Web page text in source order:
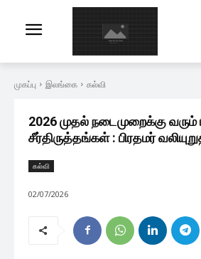
முகப்பு இலங்கை கல்வி
2026 முதல் நடைமுறைக்கு வரும்
சீர்திருத்தங்கள் : பிரதமர்
கல்வி
02/07/2026